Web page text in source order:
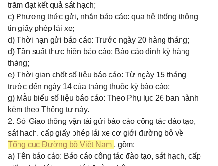
trăm đạt kết quả sát hạch;
c) Phương thức gửi, nhận báo cáo: qua hệ thống thông
tin giấy phép lái xe;
d) Thời hạn gửi báo cáo: Trước ngày 20 hàng tháng;
đ) Tần suất thực hiện báo cáo: Báo cáo định kỳ hàng
tháng;
e) Thời gian chốt số liệu báo cáo: Từ ngày 15 tháng
trước đến ngày 14 của tháng thuộc kỳ báo cáo;
g) Mẫu biểu số liệu báo cáo: Theo Phụ lục 26 ban hành
kèm theo Thông tư này.
2. Sở Giao thông vận tải gửi báo cáo công tác đào tạo,
sát hạch, cấp giấy phép lái xe cơ giới đường bộ về
Tổng cục Đường bộ Việt Nam , gồm:
a) Tên báo cáo: Báo cáo công tác đào tạo, sát hạch, cấp